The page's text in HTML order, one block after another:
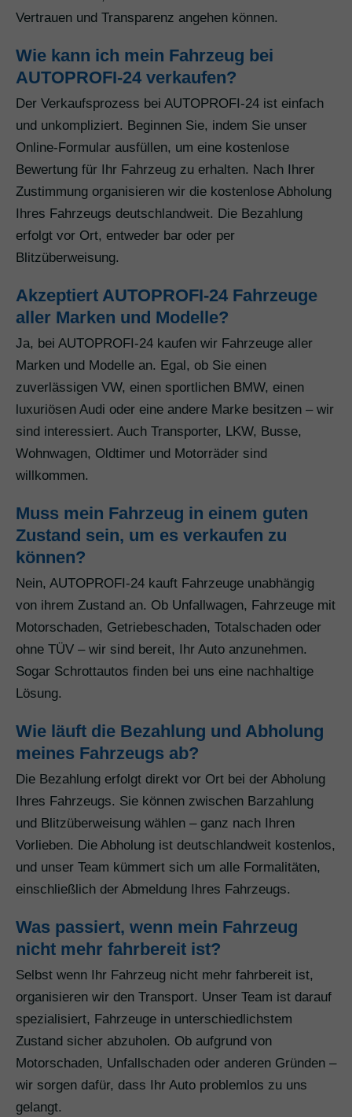
Vertrauen und Transparenz angehen können.
Wie kann ich mein Fahrzeug bei
AUTOPROFI-24 verkaufen?
Der Verkaufsprozess bei AUTOPROFI-24 ist einfach
und unkompliziert. Beginnen Sie, indem Sie unser
Online-Formular ausfüllen, um eine kostenlose
Bewertung für Ihr Fahrzeug zu erhalten. Nach Ihrer
Zustimmung organisieren wir die kostenlose Abholung
Ihres Fahrzeugs deutschlandweit. Die Bezahlung
erfolgt vor Ort, entweder bar oder per
Blitzüberweisung.
Akzeptiert AUTOPROFI-24 Fahrzeuge
aller Marken und Modelle?
Ja, bei AUTOPROFI-24 kaufen wir Fahrzeuge aller
Marken und Modelle an. Egal, ob Sie einen
zuverlässigen VW, einen sportlichen BMW, einen
luxuriösen Audi oder eine andere Marke besitzen – wir
sind interessiert. Auch Transporter, LKW, Busse,
Wohnwagen, Oldtimer und Motorräder sind
willkommen.
Muss mein Fahrzeug in einem guten
Zustand sein, um es verkaufen zu
können?
Nein, AUTOPROFI-24 kauft Fahrzeuge unabhängig
von ihrem Zustand an. Ob Unfallwagen, Fahrzeuge mit
Motorschaden, Getriebeschaden, Totalschaden oder
ohne TÜV – wir sind bereit, Ihr Auto anzunehmen.
Sogar Schrottautos finden bei uns eine nachhaltige
Lösung.
Wie läuft die Bezahlung und Abholung
meines Fahrzeugs ab?
Die Bezahlung erfolgt direkt vor Ort bei der Abholung
Ihres Fahrzeugs. Sie können zwischen Barzahlung
und Blitzüberweisung wählen – ganz nach Ihren
Vorlieben. Die Abholung ist deutschlandweit kostenlos,
und unser Team kümmert sich um alle Formalitäten,
einschließlich der Abmeldung Ihres Fahrzeugs.
Was passiert, wenn mein Fahrzeug
nicht mehr fahrbereit ist?
Selbst wenn Ihr Fahrzeug nicht mehr fahrbereit ist,
organisieren wir den Transport. Unser Team ist darauf
spezialisiert, Fahrzeuge in unterschiedlichstem
Zustand sicher abzuholen. Ob aufgrund von
Motorschaden, Unfallschaden oder anderen Gründen –
wir sorgen dafür, dass Ihr Auto problemlos zu uns
gelangt.